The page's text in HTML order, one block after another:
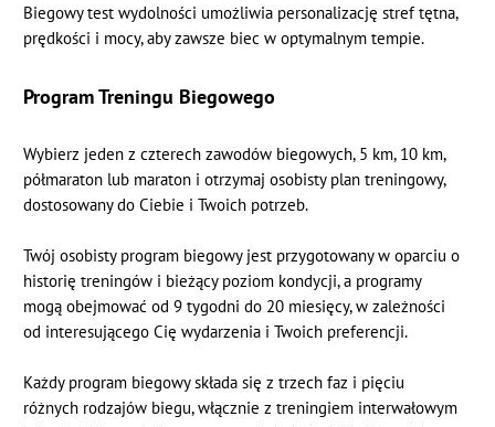
Biegowy test wydolności umożliwia personalizację stref tętna,
prędkości i mocy, aby zawsze biec w optymalnym tempie.
Program Treningu Biegowego
Wybierz jeden z czterech zawodów biegowych, 5 km, 10 km,
półmaraton lub maraton i otrzymaj osobisty plan treningowy,
dostosowany do Ciebie i Twoich potrzeb.
Twój osobisty program biegowy jest przygotowany w oparciu o
historię treningów i bieżący poziom kondycji, a programy
mogą obejmować od 9 tygodni do 20 miesięcy, w zależności
od interesującego Cię wydarzenia i Twoich preferencji.
Każdy program biegowy składa się z trzech faz i pięciu
różnych rodzajów biegu, włącznie z treningiem interwałowym